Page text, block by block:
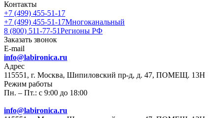
Контакты
+7 (499) 455-51-17
+7 (499) 455-51-17Многоканальный
8 (800) 511-77-51Регионы РФ
Заказать звонок
E-mail
info@labironica.ru
Адрес
115551, г. Москва, Шипиловский пр-д, д. 47, ПОМЕЩ. 13Н
Режим работы
Пн. – Пт.: с 9:00 до 18:00
info@labironica.ru